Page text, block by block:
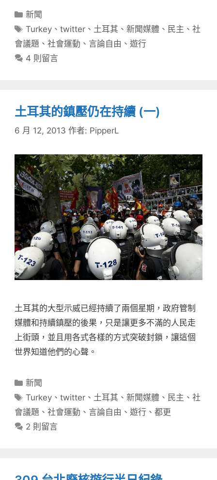
分
類
新聞
標
籤
Turkey 、twitter 、 土耳其 、新聞媒體 、 民主 、社
會議題 、 社會運動 、 言論自由 、 遊行
4 則留言
土耳其的鎮壓仍在持續 (一)
6 月 12, 2013 作者: PipperL
土耳其的大型示威已經持續了兩個星期，政府管制
媒體和持續鎮壓的後果，只是讓更多不滿的人民走
上街頭，並且用各式各樣的方式突破封鎖，讓這個
世界知道他們的心聲。
分
類
新聞
標
籤
Turkey 、twitter 、 土耳其 、新聞媒體 、 民主 、社
會議題 、 社會運動 、 言論自由 、 遊行 、 都更
2 則留言